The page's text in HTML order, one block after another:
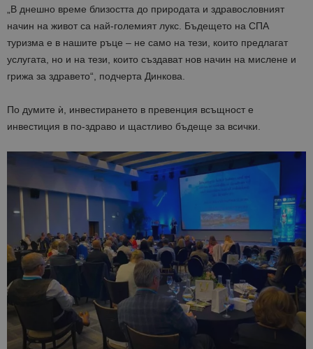
„В днешно време близостта до природата и здравословният
начин на живот са най-големият лукс. Бъдещето на СПА
туризма е в нашите ръце – не само на тези, които предлагат
услугата, но и на тези, които създават нов начин на мислене и
грижа за здравето“, подчерта Динкова.
По думите ѝ, инвестирането в превенция всъщност е
инвестиция в по-здраво и щастливо бъдеще за всички.